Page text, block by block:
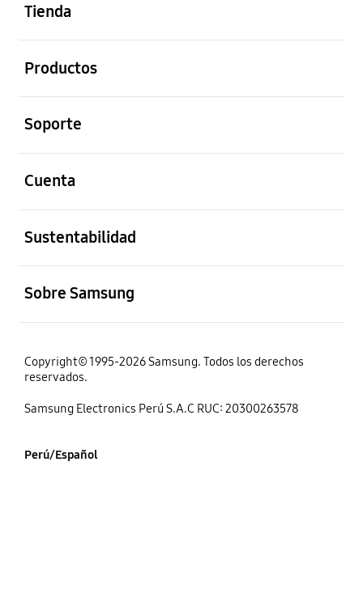
Tienda
Productos
Soporte
Cuenta
Sustentabilidad
Sobre Samsung
Copyright© 1995-2026 Samsung. Todos los derechos
reservados.
Samsung Electronics Perú S.A.C RUC: 20300263578
Perú/Español